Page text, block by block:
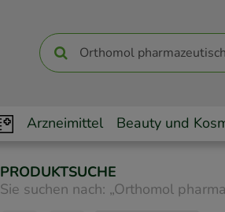
Arzneimittel Beauty und
PRODUKTSUCHE
Sie suchen nach: „Orthomol